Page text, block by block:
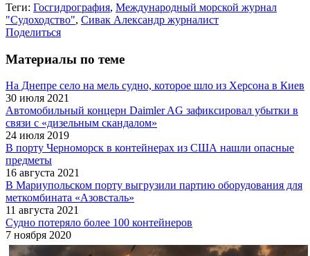
Теги: Госгидрография, Международный морской журнал
"Судоходство", Сивак Александр журналист
Поделиться
Материалы по теме
На Днепре село на мель судно, которое шло из Херсона в Киев
30 июля 2021
Автомобильный концерн Daimler AG зафиксировал убытки в
связи с «дизельным скандалом»
24 июля 2019
В порту Черноморск в контейнерах из США нашли опасные
предметы
16 августа 2021
В Мариупольском порту выгрузили партию оборудования для
меткомбината «Азовсталь»
11 августа 2021
Судно потеряло более 100 контейнеров
7 ноября 2020